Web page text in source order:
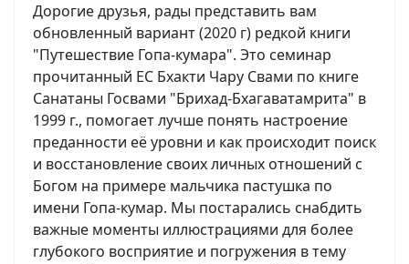
Дорогие друзья, рады представить вам
обновленный вариант (2020 г) редкой книги
"Путешествие Гопа-кумара". Это семинар
прочитанный ЕС Бхакти Чару Свами по книге
Санатаны Госвами "Брихад-Бхагаватамрита" в
1999 г., помогает лучше понять настроение
преданности её уровни и как происходит поиск
и восстановление своих личных отношений с
Богом на примере мальчика пастушка по
имени Гопа-кумар. Мы постарались снабдить
важные моменты иллюстрациями для более
глубокого восприятие и погружения в тему